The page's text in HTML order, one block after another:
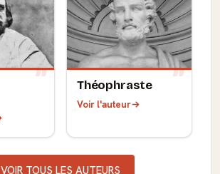
Théophraste
Voir l'auteur
VOIR TOUS LES AUTEURS